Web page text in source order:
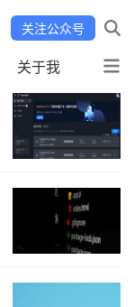
关注公众号
关于我